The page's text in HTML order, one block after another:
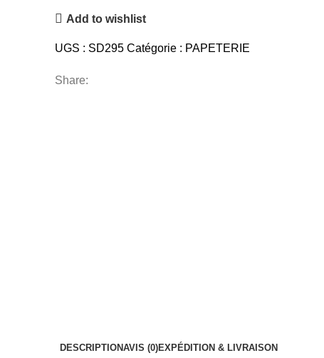
Add to wishlist
UGS : SD295 Catégorie : PAPETERIE
Share:
DESCRIPTIONAVIS (0)EXPÉDITION & LIVRAISON